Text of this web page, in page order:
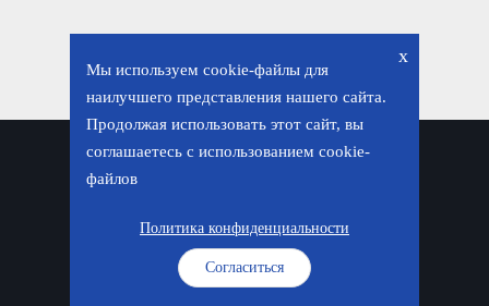
x
Мы используем cookie-файлы для
наилучшего представления нашего сайта.
Продолжая использовать этот сайт, вы
соглашаетесь с использованием cookie-
файлов
Согласиться
Политика конфиденциальности